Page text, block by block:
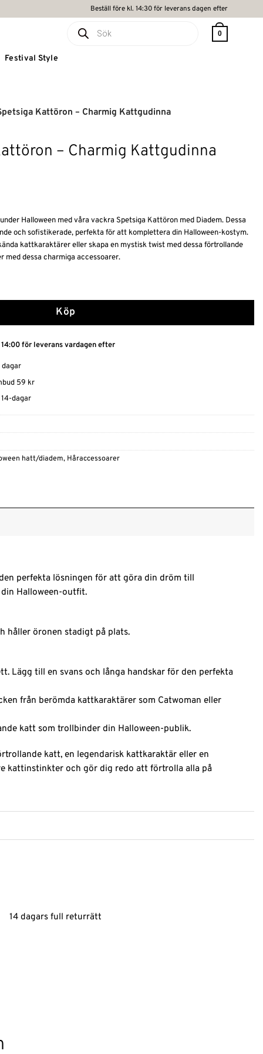
Beställ före kl. 14:30 för leverans dagen efter
0
Festival Style
Kattöron – Charmig Kattgudinna
– Charmig Kattgudinna
Halloween med våra vackra Spetsiga Kattöron med Diadem. Dessa
och sofistikerade, perfekta för att komplettera din Halloween-kostym.
kattkaraktärer eller skapa en mystisk twist med dessa förtrollande
med dessa charmiga accessoarer.
Köp
för leverans vardagen efter
59 kr
dagar
hatt/diadem, Håraccessoarer
perfekta lösningen för att göra din dröm till
Halloween-outfit.
håller öronen stadigt på plats.
Lägg till en svans och långa handskar för den perfekta
från berömda kattkaraktärer som Catwoman eller
katt som trollbinder din Halloween-publik.
katt, en legendarisk kattkaraktär eller en
kattinstinkter och gör dig redo att förtrolla alla på
14 dagars full returrätt